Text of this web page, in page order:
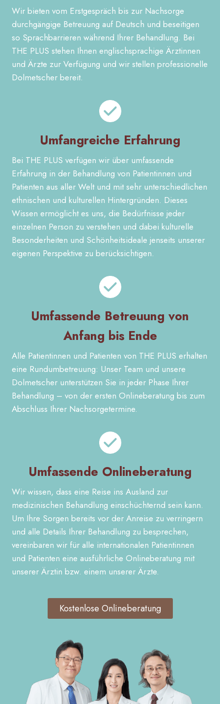
Wir bieten vom Erstgespräch bis zur Nachsorge
durchgängige Betreuung auf Deutsch und beseitigen
so Sprachbarrieren während Ihrer Behandlung. Bei
THE PLUS stehen Ihnen englischsprachige Ärztinnen
und Ärzte zur Verfügung und wir stellen professionelle
Dolmetscher bereit.
Umfangreiche Erfahrung
Bei THE PLUS verfügen wir über umfassende
Erfahrung in der Behandlung von Patientinnen und
Patienten aus aller Welt und mit sehr unterschiedlichen
ethnischen und kulturellen Hintergründen. Dieses
Wissen ermöglicht es uns, die Bedürfnisse jeder
einzelnen Person zu verstehen und dabei kulturelle
Besonderheiten und Schönheitsideale jenseits unserer
eigenen Perspektive zu berücksichtigen.
Umfassende Betreuung von
Anfang bis Ende
Alle Patientinnen und Patienten von THE PLUS erhalten
eine Rundumbetreuung: Unser Team und unsere
Dolmetscher unterstützen Sie in jeder Phase Ihrer
Behandlung – von der ersten Onlineberatung bis zum
Abschluss Ihrer Nachsorgetermine.
Umfassende Onlineberatung
Wir wissen, dass eine Reise ins Ausland zur
medizinischen Behandlung einschüchternd sein kann.
Um Ihre Sorgen bereits vor der Anreise zu verringern
und alle Details Ihrer Behandlung zu besprechen,
vereinbaren wir für alle internationalen Patientinnen
und Patienten eine ausführliche Onlineberatung mit
unserer Ärztin bzw. einem unserer Ärzte.
Kostenlose Onlineberatung